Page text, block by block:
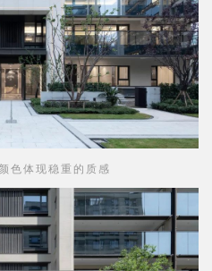
的装饰细节，去繁存真，用
现现代工业生产工艺的精
术和经典比例的和谐统一。